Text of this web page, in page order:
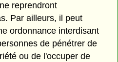
reprendront
Par ailleurs, il peut
ordonnance interdisant
de pénétrer de
ou de l'occuper de